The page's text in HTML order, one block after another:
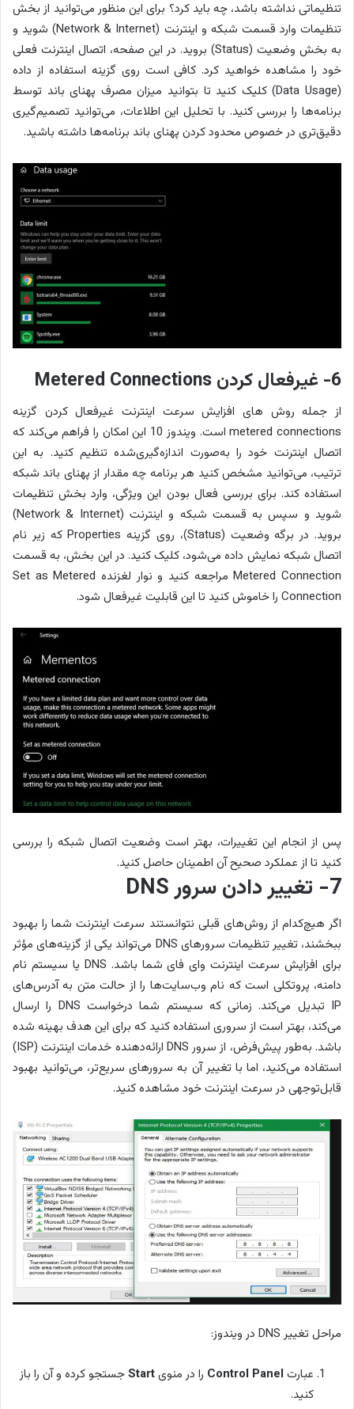
تنظیماتی نداشته باشد، چه باید کرد؟ برای این منظور می‌توانید از بخش
تنظیمات وارد قسمت شبکه و اینترنت (Network & Internet) شوید و
به بخش وضعیت (Status) بروید. در این صفحه، اتصال اینترنت فعلی
خود را مشاهده خواهید کرد. کافی است روی گزینه استفاده از داده
(Data Usage) کلیک کنید تا بتوانید میزان مصرف پهنای باند توسط
برنامه‌ها را بررسی کنید. با تحلیل این اطلاعات، می‌توانید تصمیم‌گیری
دقیق‌تری در خصوص محدود کردن پهنای باند برنامه‌ها داشته باشید.
6- غیرفعال کردن Metered Connections
از جمله روش های افزایش سرعت اینترنت غیرفعال کردن گزینه
metered connections است. ویندوز 10 این امکان را فراهم می‌کند که
اتصال اینترنت خود را به‌صورت اندازه‌گیری‌شده تنظیم کنید. به این
ترتیب، می‌توانید مشخص کنید هر برنامه چه مقدار از پهنای باند شبکه
استفاده کند. برای بررسی فعال بودن این ویژگی، وارد بخش تنظیمات
شوید و سپس به قسمت شبکه و اینترنت (Network & Internet)
بروید. در برگه وضعیت (Status)، روی گزینه Properties که زیر نام
اتصال شبکه نمایش داده می‌شود، کلیک کنید. در این بخش، به قسمت
Metered Connection مراجعه کنید و نوار لغزنده Set as Metered
Connection را خاموش کنید تا این قابلیت غیرفعال شود.
پس از انجام این تغییرات، بهتر است وضعیت اتصال شبکه را بررسی
کنید تا از عملکرد صحیح آن اطمینان حاصل کنید.
7- تغییر دادن سرور DNS
اگر هیچ‌کدام از روش‌های قبلی نتوانستند سرعت اینترنت شما را بهبود
ببخشند، تغییر تنظیمات سرورهای DNS می‌تواند یکی از گزینه‌های مؤثر
برای افزایش سرعت اینترنت وای فای شما باشد. DNS یا سیستم نام
دامنه، پروتکلی است که نام وب‌سایت‌ها را از حالت متن به آدرس‌های
IP تبدیل می‌کند. زمانی که سیستم شما درخواست DNS را ارسال
می‌کند، بهتر است از سروری استفاده کنید که برای این هدف بهینه شده
باشد. به‌طور پیش‌فرض، از سرور DNS ارائه‌دهنده خدمات اینترنت (ISP)
استفاده می‌کنید، اما با تغییر آن به سرورهای سریع‌تر، می‌توانید بهبود
قابل‌توجهی در سرعت اینترنت خود مشاهده کنید.
مراحل تغییر DNS در ویندوز:
عبارتControl Panel را در منویStartجستجو کرده و آن را باز
کنید.